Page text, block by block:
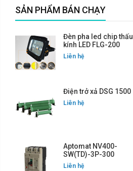
SẢN PHẨM BÁN CHẠY
Đèn pha led chip thấu
kính LED FLG-200
Liên hệ
Điện trở xả DSG 1500
Liên hệ
Aptomat NV400-
SW(TD)-3P-300
Liên hệ